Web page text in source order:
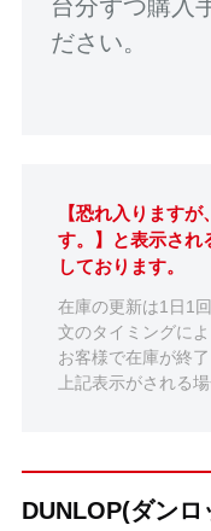
台分ずつ購入
ださい。
【恐れ入ります
す。】と表示され
しております。
在庫の更新は1日1
文のタイミングに
お客様で在庫が終
上記表示がされる
DUNLOP(ダンロ